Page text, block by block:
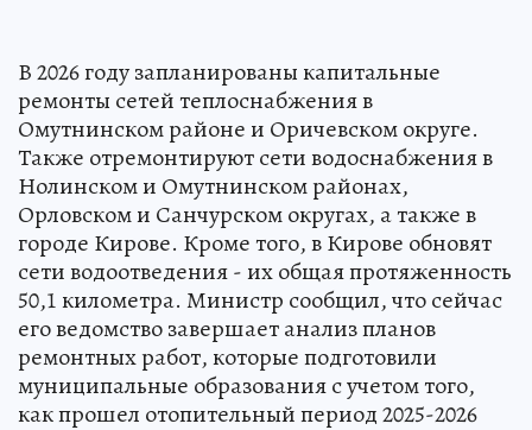
В 2026 году запланированы капитальные
ремонты сетей теплоснабжения в
Омутнинском районе и Оричевском округе.
Также отремонтируют сети водоснабжения в
Нолинском и Омутнинском районах,
Орловском и Санчурском округах, а также в
городе Кирове. Кроме того, в Кирове обновят
сети водоотведения - их общая протяженность
50,1 километра. Министр сообщил, что сейчас
его ведомство завершает анализ планов
ремонтных работ, которые подготовили
муниципальные образования с учетом того,
как прошел отопительный период 2025-2026